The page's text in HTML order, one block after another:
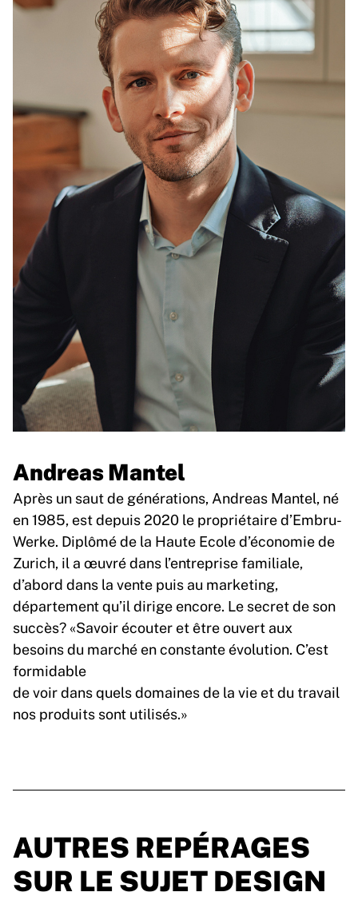
Andreas Mantel
Après un saut de générations, Andreas Mantel, né
en 1985, est depuis 2020 le propriétaire d’Embru-
Werke. Diplômé de la Haute Ecole d’économie de
Zurich, il a œuvré dans l’entreprise familiale,
d’abord dans la vente puis au marketing,
département qu’il dirige encore. Le secret de son
succès? «Savoir écouter et être ouvert aux
besoins du marché en constante évolution. C’est
formidable
de voir dans quels domaines de la vie et du travail
nos produits sont utilisés.»
AUTRES REPÉRAGES
SUR LE SUJET DESIGN